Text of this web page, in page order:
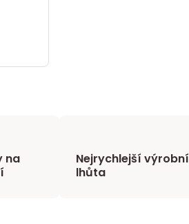
na
Nejrychlejší výrobní
lhůta